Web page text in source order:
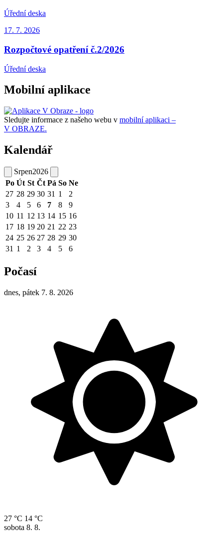
Úřední deska
17. 7. 2026
Rozpočtové opatření č.2/2026
Úřední deska
Mobilní aplikace
Sledujte informace z našeho webu v mobilní aplikaci –
V OBRAZE.
Kalendář
Srpen2026
Po Út St Čt Pá So Ne
27 28 29 30 31 1
2
3
4 5 6 7 8
9
10 11 12 13 14 15 16
17 18 19 20 21 22 23
24 25 26 27 28 29 30
31 1 2 3 4 5 6
Počasí
dnes, pátek 7. 8. 2026
27 °C 14 °C
sobota 8. 8.